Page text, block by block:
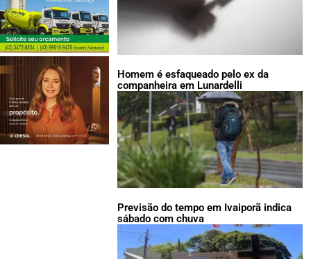
Homem é esfaqueado pelo ex da
companheira em Lunardelli
Previsão do tempo em Ivaiporã indica
sábado com chuva